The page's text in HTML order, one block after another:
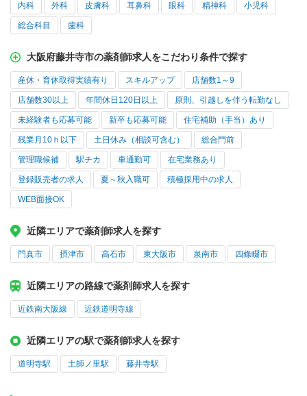
内科 外科 皮膚科 耳鼻科 眼科 精神科 小児科
総合科目 歯科
大阪府藤井寺市の薬剤師求人をこだわり条件で探す
産休・育休取得実績有り スキルアップ 店舗数1～9
店舗数30以上 年間休日120日以上 原則、引越しを伴う転勤なし
未経験者も応募可能 新卒も応募可能 住宅補助（手当）あり
残業月10ｈ以下 土日休み（相談可含む） 総合門前
管理職候補 駅チカ 車通勤可 在宅業務あり
登録販売者の求人 夏～秋入職可 積極採用中の求人
WEB面接OK
近隣エリアで薬剤師求人を探す
門真市 摂津市 高石市 東大阪市 泉南市 四條畷市
近隣エリアの路線で薬剤師求人を探す
近鉄南大阪線 近鉄道明寺線
近隣エリアの駅で薬剤師求人を探す
道明寺駅 土師ノ里駅 藤井寺駅